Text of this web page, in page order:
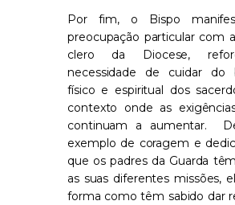
Por fim, o Bispo
preocupação particular com
clero da Diocese,
necessidade de cuidar do
físico e espiritual dos
contexto onde as
continuam a aumentar.
exemplo de coragem e
que os padres da Guarda
as suas diferentes missões,
forma como têm sabido dar